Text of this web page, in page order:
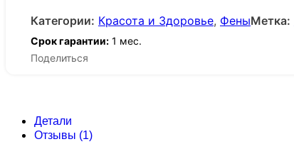
Категории: Красота и Здоровье, ФеныМетка:
Срок гарантии: 1 мес.
Поделиться
Детали
Отзывы (1)